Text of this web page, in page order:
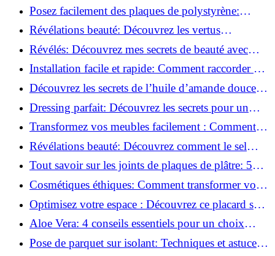
Glamour !
Posez facilement des plaques de polystyrène:
Transformez votre plafond sans effort !
Révélations beauté: Découvrez les vertus
insoupçonnées de l'huile de coco!
Révélés: Découvrez mes secrets de beauté avec
l'huile de ricin!
Installation facile et rapide: Comment raccorder un
luminaire au plafond!
Découvrez les secrets de l’huile d’amande douce :
Pourquoi vous devez l'adopter!
Dressing parfait: Découvrez les secrets pour un
rangement optimal!
Transformez vos meubles facilement : Comment
installer des roulettes en un clin d'œil !
Révélations beauté: Découvrez comment le sel
transforme votre routine!
Tout savoir sur les joints de plaques de plâtre: 5
questions clés pour comprendre les fissures!
Cosmétiques éthiques: Comment transformer votre
routine beauté!
Optimisez votre espace : Découvrez ce placard sous
rampant à portes coulissantes!
Aloe Vera: 4 conseils essentiels pour un choix
parfait!
Pose de parquet sur isolant: Techniques et astuces